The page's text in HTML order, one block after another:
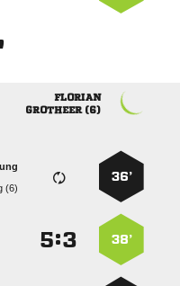

 
36’

38’
: